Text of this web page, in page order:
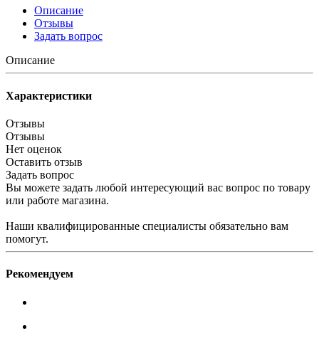
Описание
Отзывы
Задать вопрос
Описание
Характеристики
Отзывы
Отзывы
Нет оценок
Оставить отзыв
Задать вопрос
Вы можете задать любой интересующий вас вопрос по товару
или работе магазина.
Наши квалифицированные специалисты обязательно вам
помогут.
Рекомендуем